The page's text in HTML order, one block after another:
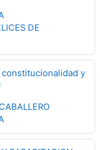
DE
constitucionalidad y